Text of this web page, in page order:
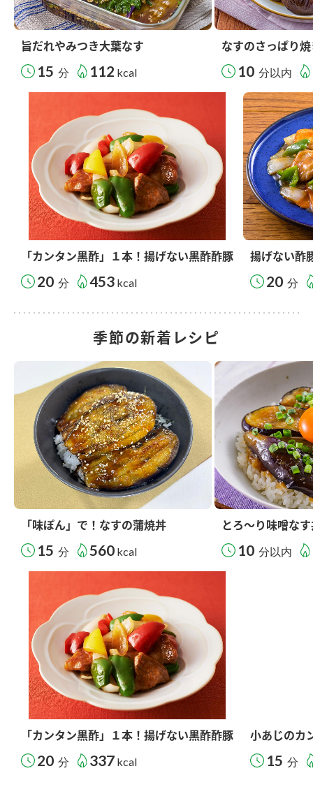
旨だれやみつき大葉なす
15 分 112 kcal
なすのさっぱり
10 分以内
「カンタン黒酢」１本！揚げない黒酢酢豚
20 分 453 kcal
揚げない酢
20 分
季節の新着レシピ
「味ぽん」で！なすの蒲焼丼
15 分 560 kcal
とろ～り味噌な
10 分以内
「カンタン黒酢」１本！揚げない黒酢酢豚
20 分 337 kcal
小あじのカ
15 分